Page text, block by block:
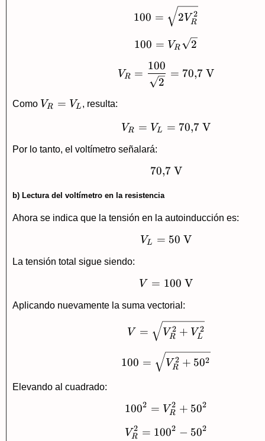
100 = 2VR
2
100=V_R\sqrt{2}
100 = VR
2
VR =
2
100
= 70,7 V
Como V_R=V_L
VR = VL , resulta:
VR = VL = 70,7 V
Por lo tanto, el voltímetro señalará:
70{,}7\ \text{V}
70,7 V
b) Lectura del voltímetro en la resistencia
Ahora se indica que la tensión en la autoinducción es:
V_L=50\ \text{V}
VL = 50 V
La tensión total sigue siendo:
V=100\ \text{V}
V = 100 V
Aplicando nuevamente la suma vectorial:
V = VR
2 + VL
2
100 = VR
2 + 502
Elevando al cuadrado:
1002 = VR
2 + 502
V_R^2=100^2-
VR
2 = 1002 − 502